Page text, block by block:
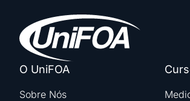
O UniFOA
Sobre Nós